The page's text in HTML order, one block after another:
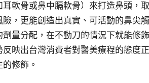
軟骨或鼻中膈軟骨）來打造鼻頭，
，更能創造出真實、可活動的鼻尖
量分配，在不動刀的情況下就能修
反映出台灣消費者對醫美療程的態
修飾。